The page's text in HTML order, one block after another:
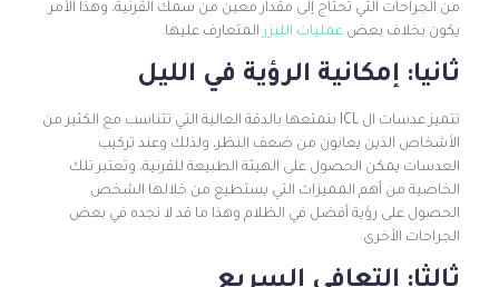
من الجراحات التي تحتاج إلى مقدار معين من سمك القرنية، وهذا الأمر
يكون بخلاف بعض عمليات الليزر المتعارف عليها.
ثانيا: إمكانية الرؤية في الليل
تتميز عدسات ال ICL بتمتعها بالدقة العالية التي تتناسب مع الكثير من
الأشخاص الذين يعانون من ضعف النظر، ولذلك وعند تركيب
العدسات يمكن الحصول على الهيئة الطبيعة للقرنية، وتعتبر تلك
الخاصية من أهم المميزات التي يستطيع من خلالها الشخص
الحصول على رؤية أفضل في الظلام وهذا ما قد لا نجده في بعض
الجراحات الأخرى.